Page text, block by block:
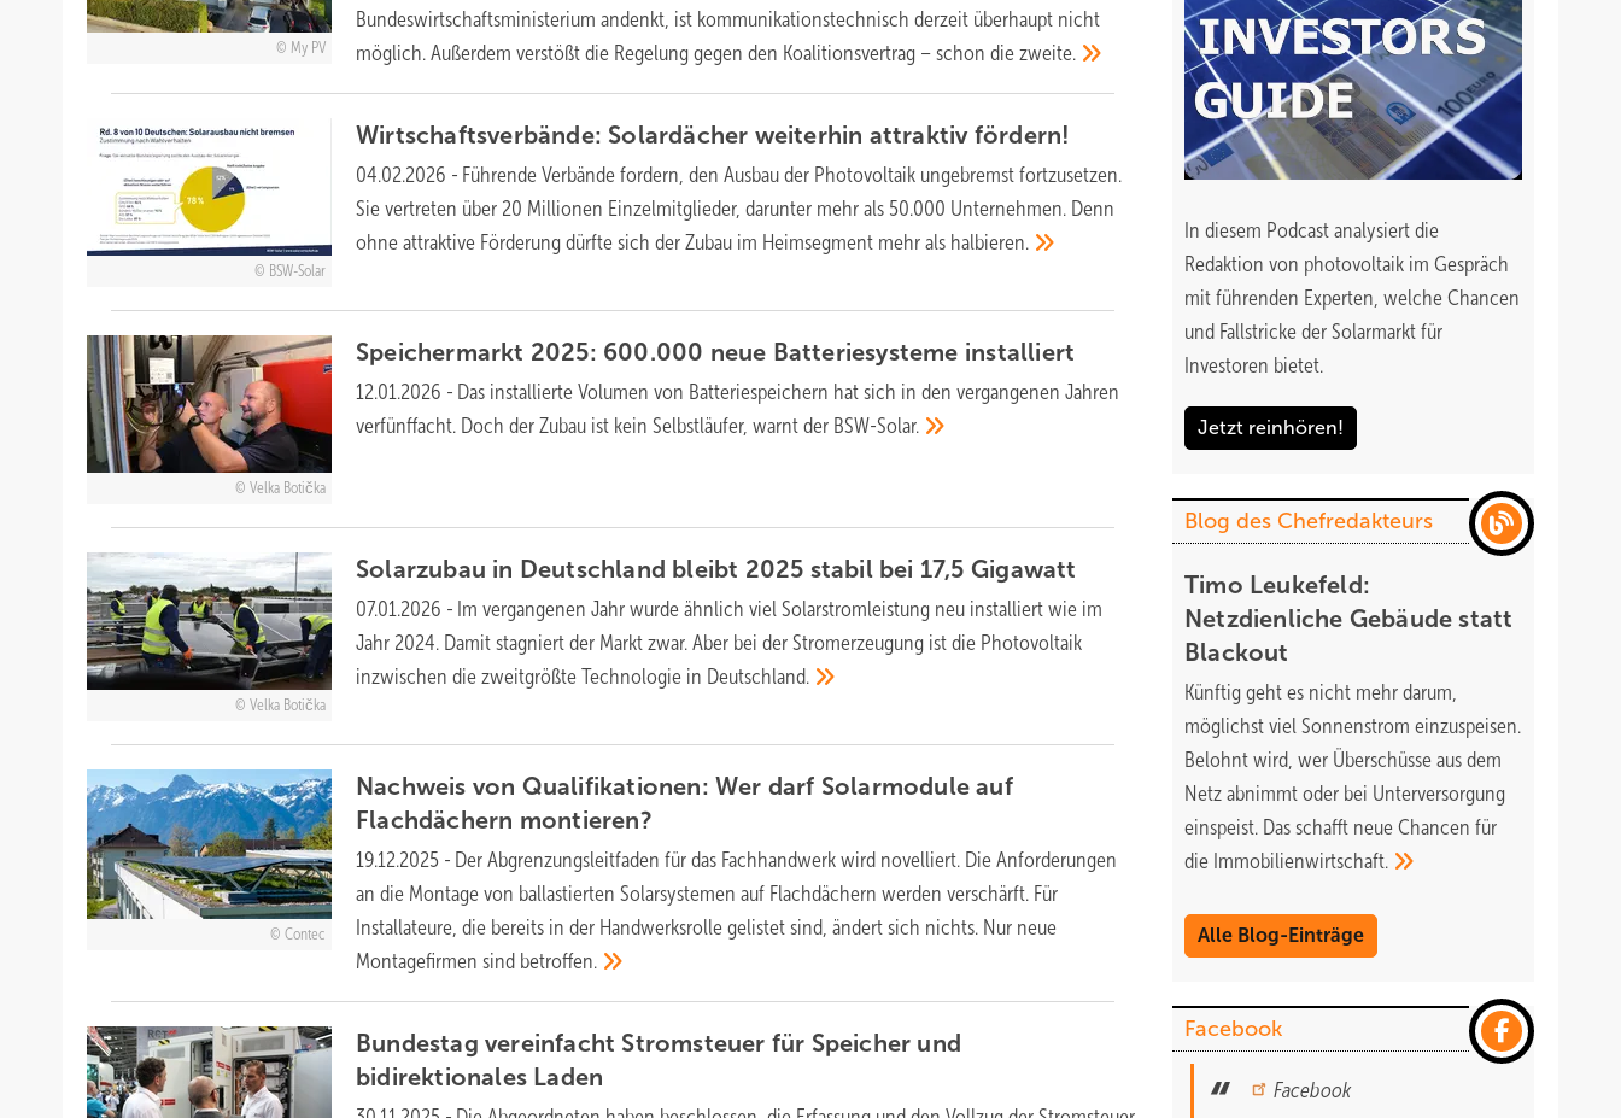
My PV
Bundeswirtschaftsministerium andenkt, ist kommunikationstechnisch derzeit überhaupt nicht
möglich. Außerdem verstößt die Regelung gegen den Koalitionsvertrag – schon diezweite.
BSW-Solar
Wirtschaftsverbände: Solardächer weiterhin attraktiv fördern!
04.02.2026 - Führende Verbände fordern, den Ausbau der Photovoltaik ungebremst fortzusetzen.
Sie vertreten über 20 Millionen Einzelmitglieder, darunter mehr als 50.000 Unternehmen. Denn
ohne attraktive Förderung dürfte sich der Zubau im Heimsegment mehr als halbieren.
Velka Botička
Speichermarkt 2025: 600.000 neue Batteriesysteme installiert
12.01.2026 - Das installierte Volumen von Batteriespeichern hat sich in den vergangenen Jahren
verfünffacht. Doch der Zubau ist kein Selbstläufer, warnt der BSW-Solar.
Velka Botička
Solarzubau in Deutschland bleibt 2025 stabil bei 17,5 Gigawatt
07.01.2026 - Im vergangenen Jahr wurde ähnlich viel Solarstromleistung neu installiert wie im
Jahr 2024. Damit stagniert der Markt zwar. Aber bei der Stromerzeugung ist die Photovoltaik
inzwischen die zweitgrößte Technologie in Deutschland.
Contec
Nachweis von Qualifikationen: Wer darf Solarmodule auf
Flachdächern montieren?
19.12.2025 - Der Abgrenzungsleitfaden für das Fachhandwerk wird novelliert. Die Anforderungen
an die Montage von ballastierten Solarsystemen auf Flachdächern werden verschärft. Für
Installateure, die bereits in der Handwerksrolle gelistet sind, ändert sich nichts. Nur neue
Montagefirmen sind betroffen.
Bundestag vereinfacht Stromsteuer für Speicher und
bidirektionales Laden
In diesem Podcast analysiert die
Redaktion von photovoltaik im Gespräch
mit führenden Experten, welche Chancen
und Fallstricke der Solarmarkt für
Investoren bietet.
Jetzt reinhören!
Blog des Chefredakteurs
Timo Leukefeld:
Netzdienliche Gebäude statt
Blackout
Künftig geht es nicht mehr darum,
möglichst viel Sonnenstrom einzuspeisen.
Belohnt wird, wer Überschüsse aus dem
Netz abnimmt oder bei Unterversorgung
einspeist. Das schafft neue Chancen für
die Immobilienwirtschaft.
Alle Blog-Einträge
Facebook
Facebook